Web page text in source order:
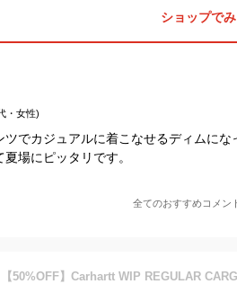
ショップで
・女性)
ツでカジュアルに着こなせるディムに
場にピッタリです。
全てのおすすめコメン